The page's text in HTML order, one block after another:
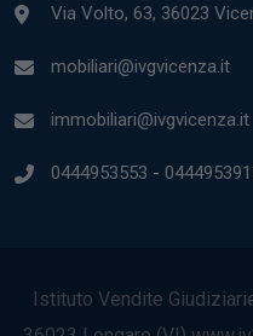
Via Volto, 63, 36023
mobiliari@ivgvicenza.it
immobiliari@ivgvicenza.it
0444953553 -
Istituto Vendite